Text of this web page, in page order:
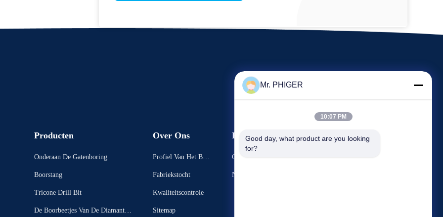
Producten
Onderaan De Gatenboring
Boorstang
Tricone Drill Bit
De Boorbeetjes Van De Diamantke
Over Ons
Profiel Van Het Bedr
Fabriekstocht
Kwaliteitscontrole
Sitemap
Evenementen
Gevallen
Nieuws
Verzoek Een Citaat
Mr. PHIGER
10:07 PM
Good day, what product are you looking
for?